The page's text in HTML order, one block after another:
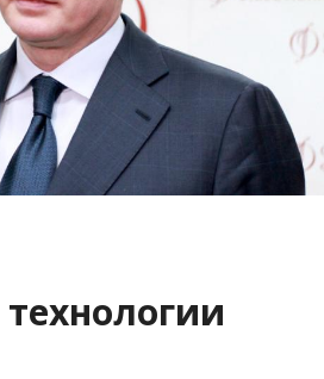
в губернаторы
Леонидовича
проект